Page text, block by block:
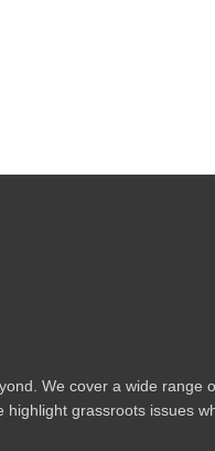
We cover a wide range
grassroots issues